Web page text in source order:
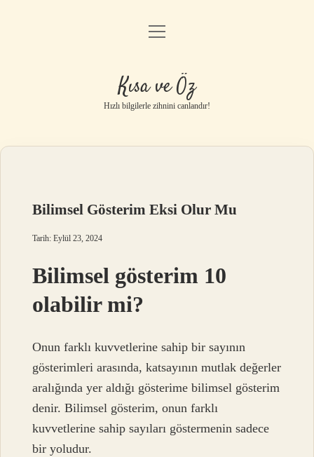
Anasayfa
Gizlilik Politikası
Yasal Uyarı
menüyü
Kısa ve Öz
Hızlı bilgilerle zihnini canlandır!
Bilimsel Gösterim Eksi Olur Mu
Tarih: Eylül 23, 2024
Bilimsel gösterim 10
olabilir mi?
Onun farklı kuvvetlerine sahip bir sayının
gösterimleri arasında, katsayının mutlak değerler
aralığında yer aldığı gösterime bilimsel gösterim
denir. Bilimsel gösterim, onun farklı
kuvvetlerine sahip sayıları göstermenin sadece
bir yoludur.